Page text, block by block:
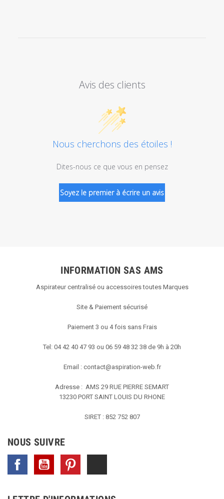
Avis des clients
Nous cherchons des étoiles !
Dites-nous ce que vous en pensez
Soyez le premier à écrire un avis
INFORMATION SAS AMS
Aspirateur centralisé ou accessoires toutes Marques
Site & Paiement sécurisé
Paiement 3 ou 4 fois sans Frais
Tel: 04 42 40 47 93 ou 06 59 48 32 38 de 9h à 20h
Email : contact@aspiration-web.fr
Adresse : AMS 29 RUE PIERRE SEMART
13230 PORT SAINT LOUIS DU RHONE
SIRET : 852 752 807
NOUS SUIVRE
Facebook YouTube